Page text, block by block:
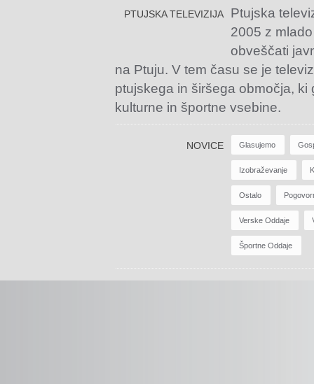
PTUJSKA TELEVIZIJA
Ptujska
2005 z
obveščati
na Ptuju. V tem času se je
ptujskega in širšega območja,
kulturne in športne vsebine.
NOVICE Glasujemo
Izobraževanje
Ostalo
Verske Oddaje
Športne Oddaje